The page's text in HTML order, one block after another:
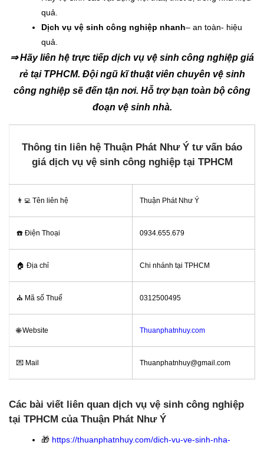
quả.
Dịch vụ vệ sinh công nghiệp nhanh– an toàn- hiệu
quả.
⇒ Hãy liên hệ trực tiếp dịch vụ vệ sinh công nghiệp giá
rẻ tại TPHCM. Đội ngũ kĩ thuật viên chuyên vệ sinh
công nghiệp sẽ đến tận nơi. Hỗ trợ bạn toàn bộ công
đoạn vệ sinh nhà.
Thông tin liên hệ Thuận Phát Như Ý tư vấn báo
giá dịch vụ vệ sinh công nghiệp tại TPHCM
👨‍💻 Tên liên hệ Thuận Phát Như Ý
☎️ Điện Thoại 0934.655.679
🏠 Địa chỉ Chi nhánh tại TPHCM
⛪️ Mã số Thuế 0312500495
🌐 Website Thuanphatnhuy.com
💌 Mail Thuanphatnhuy@gmail.com
Các bài viết liên quan dịch vụ vệ sinh công nghiệp
tại TPHCM của Thuận Phát Như Ý
🎁 https://thuanphatnhuy.com/dich-vu-ve-sinh-nha-